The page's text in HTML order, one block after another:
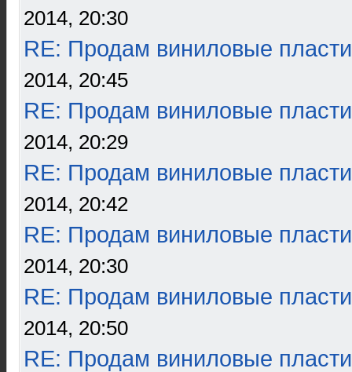
2014, 20:30
RE: Продам виниловые
2014, 20:45
RE: Продам виниловые
2014, 20:29
RE: Продам виниловые
2014, 20:42
RE: Продам виниловые
2014, 20:30
RE: Продам виниловые
2014, 20:50
RE: Продам виниловые